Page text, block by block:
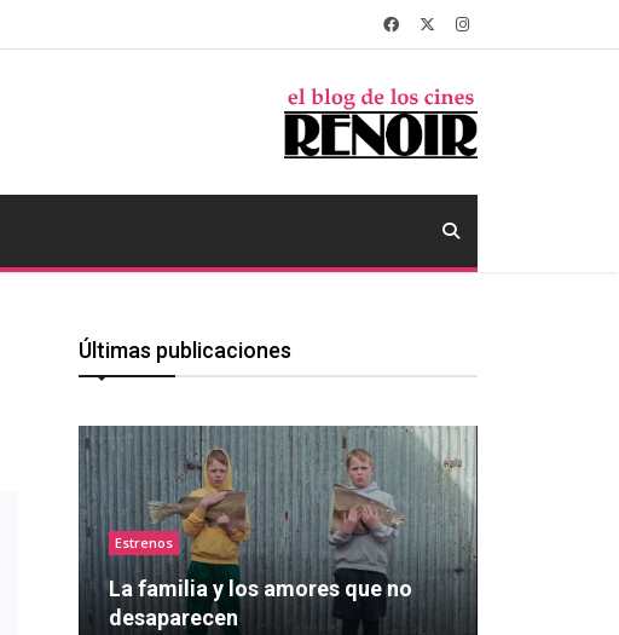
Últimas publicaciones
Estrenos
La familia y los amores que no
desaparecen